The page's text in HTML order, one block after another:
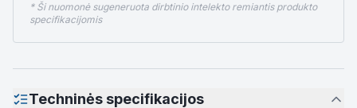
* Ši nuomonė sugeneruota dirbtinio intelekto remiantis produkto
specifikacijomis
Techninės specifikacijos